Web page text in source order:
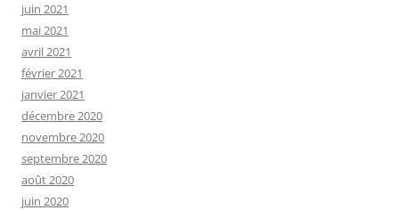
juin 2021
mai 2021
avril 2021
février 2021
janvier 2021
décembre 2020
novembre 2020
septembre 2020
août 2020
juin 2020